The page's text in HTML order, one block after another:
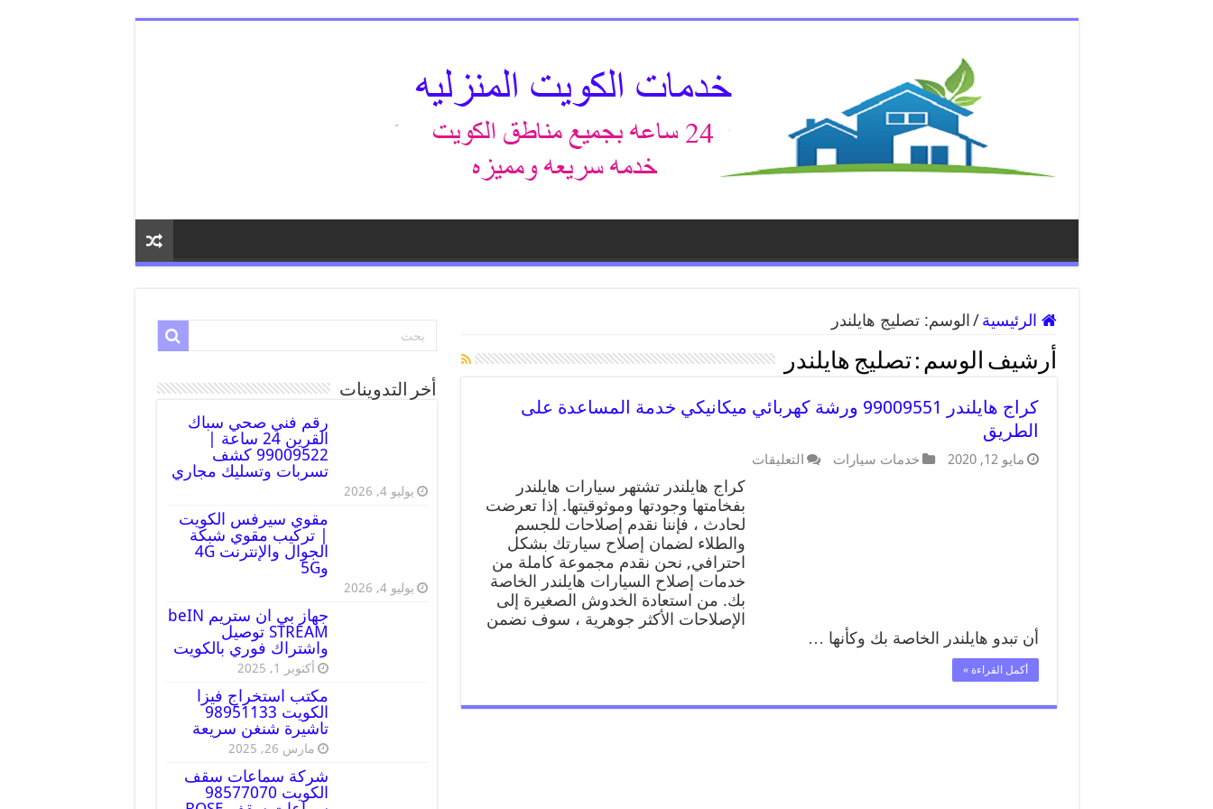
الرئيسية / الوسم:تصليج هايلندر
أرشيف الوسم :تصليج هايلندر
كراج هايلندر 99009551 ورشة كهربائي ميكانيكي خدمة المساعدة على
الطريق
مايو 12, 2020 خدمات سيارات التعليقات
كراج هايلندر تشتهر سيارات هايلندر
بفخامتها وجودتها وموثوقيتها. إذا تعرضت
لحادث ، فإننا نقدم إصلاحات للجسم
والطلاء لضمان إصلاح سيارتك بشكل
احترافي, نحن نقدم مجموعة كاملة من
خدمات إصلاح السيارات هايلندر الخاصة
بك. من استعادة الخدوش الصغيرة إلى
الإصلاحات الأكثر جوهرية ، سوف نضمن
أن تبدو هايلندر الخاصة بك وكأنها …
أكمل القراءة »
أخر التدوينات
رقم فني صحي سباك
القرين 24 ساعة |
99009522 كشف
تسربات وتسليك مجاري
يوليو 4, 2026
مقوي سيرفس الكويت
| تركيب مقوي شبكة
الجوال والإنترنت 4G
و5G
يوليو 4, 2026
جهاز بي ان ستريم beIN
STREAM توصيل
واشتراك فوري بالكويت
أكتوبر 1, 2025
مكتب استخراج فيزا
الكويت 98951133
تاشيرة شنغن سريعة
مارس 26, 2025
شركة سماعات سقف
الكويت 98577070